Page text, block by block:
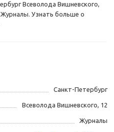
Всеволода Вишневского,
Узнать больше о
Санкт-Петербург
Всеволода Вишневского, 12
Журналы